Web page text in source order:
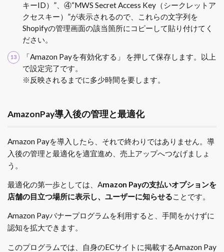
キーID）”、④“MWS Secret Access Key（シークレットア
クセスキー）”が表示されるので、これらの文字列を
Shopifyの管理画面の該当箇所にコピーして貼り付けてく
ださい。
「Amazon Payを有効化する」 を押して保存します。以上
で設定完了です。
※反映されるまでに多少時間を要します。
AmazonPay導入後の管理と最適化
Amazon Payを導入したら、それで終わりではありません。導
入後の管理と最適化を適宜進め、売上アップへつなげましょ
う。
最適化の第一歩としては、Amazon Payの支払いオプションを
店舗の目立つ場所に表示し、ユーザーに知らせることです。
Amazon Payバナープログラムを利用すると、手間をかけずに
認知を拡大できます。
このプログラムでは、自身のECサイトに掲載するAmazon Pay